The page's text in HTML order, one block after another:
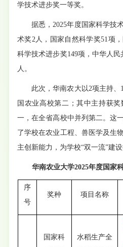
学技术进步奖一等奖。
据悉，2025年度国家科学技
术奖2人，国家自然科学奖51项
科学技术进步奖149项，中华人
人。
此次，华南农大以2项主持
国农业高校第二；其中主持获
一，在全省高校中并列第二。这
了学校在农业工程、兽医学及生
主创新能力，为学校“双一流”建
华南农业大学2025年度国家
序
号
奖种 项目名称
国家科
水稻生产全